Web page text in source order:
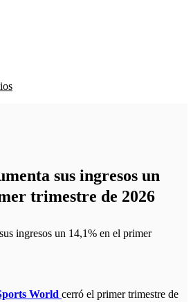
sus ingresos un
trimestre de 2026
World cerró el primer trimestre de